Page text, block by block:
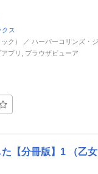
ス
ク） ／ ハーパーコリンズ・
プリ, ブラウザビューア
【分冊版】1 （乙